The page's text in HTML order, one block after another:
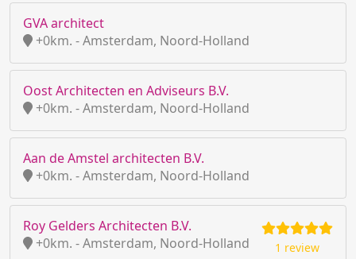
GVA architect
+0km. - Amsterdam, Noord-Holland
Oost Architecten en Adviseurs B.V.
+0km. - Amsterdam, Noord-Holland
Aan de Amstel architecten B.V.
+0km. - Amsterdam, Noord-Holland
Roy Gelders Architecten B.V.
+0km. - Amsterdam, Noord-Holland
1 review